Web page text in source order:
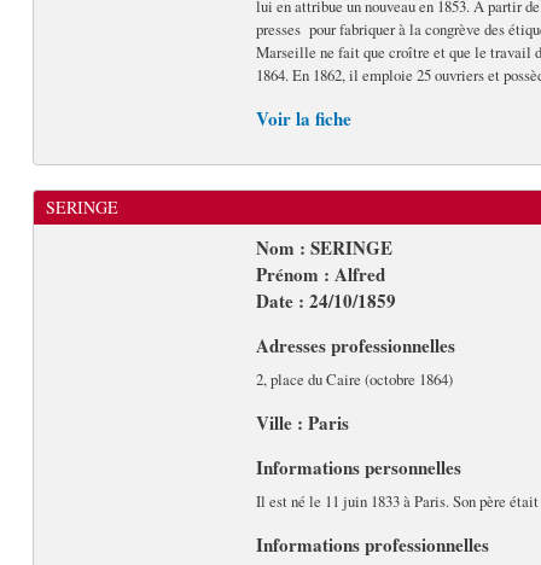
lui en attribue un nouveau en 1853. A partir
presses pour fabriquer à la congrève des
Marseille ne fait que croître et que le travail
1864. En 1862, il emploie 25 ouvriers et
Voir la fiche
SERINGE
Nom : SERINGE
Prénom : Alfred
Date : 24/10/1859
Adresses professionnelles
2, place du Caire (octobre 1864)
Ville : Paris
Informations personnelles
Il est né le 11 juin 1833 à Paris. Son père
Informations professionnelles